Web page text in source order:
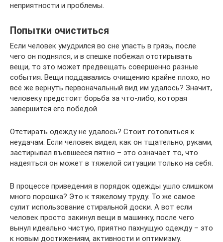
неприятности и проблемы.
Попытки очиститься
Если человек умудрился во сне упасть в грязь, после
чего он поднялся, и в спешке побежал отстирывать
вещи, то это может предвещать совершенно разные
события. Вещи поддавались очищению крайне плохо, но
всё же вернуть первоначальный вид им удалось? Значит,
человеку предстоит борьба за что-либо, которая
завершится его победой.
Отстирать одежду не удалось? Стоит готовиться к
неудачам. Если человек видел, как он тщательно, руками,
застирывал въевшееся пятно – это означает то, что
надеяться он может в тяжелой ситуации только на себя.
В процессе приведения в порядок одежды ушло слишком
много порошка? Это к тяжелому труду. То же самое
сулит использование стиральной доски. А вот если
человек просто закинул вещи в машинку, после чего
вынул идеально чистую, приятно пахнущую одежду – это
к новым достижениям, активности и оптимизму.